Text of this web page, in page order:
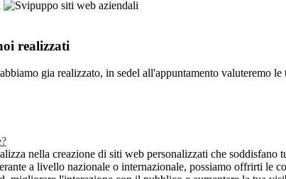
realizzati
gia realizzato, in sedel all'appuntamento valuteremo le
nella creazione di siti web personalizzati che
a livello nazionale o internazionale, possiamo offrirti le